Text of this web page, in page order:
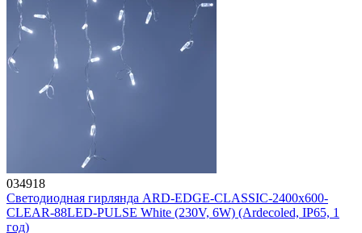
034918
Светодиодная гирлянда ARD-EDGE-CLASSIC-2400x600-
CLEAR-88LED-PULSE White (230V, 6W) (Ardecoled, IP65, 1
год)